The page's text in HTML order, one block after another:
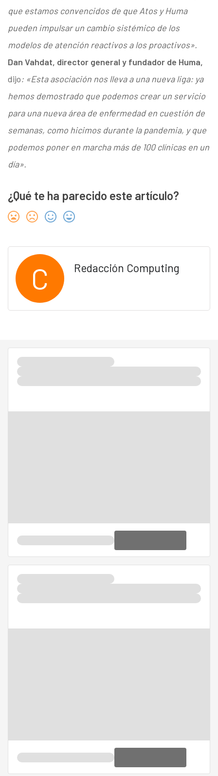
que estamos convencidos de que Atos y Huma
pueden impulsar un cambio sistémico de los
modelos de atención reactivos a los proactivos».
Dan Vahdat, director general y fundador de Huma,
dijo: «Esta asociación nos lleva a una nueva liga: ya
hemos demostrado que podemos crear un servicio
para una nueva área de enfermedad en cuestión de
semanas, como hicimos durante la pandemia, y que
podemos poner en marcha más de 100 clínicas en un
día».
¿Qué te ha parecido este artículo?
C Redacción Computing